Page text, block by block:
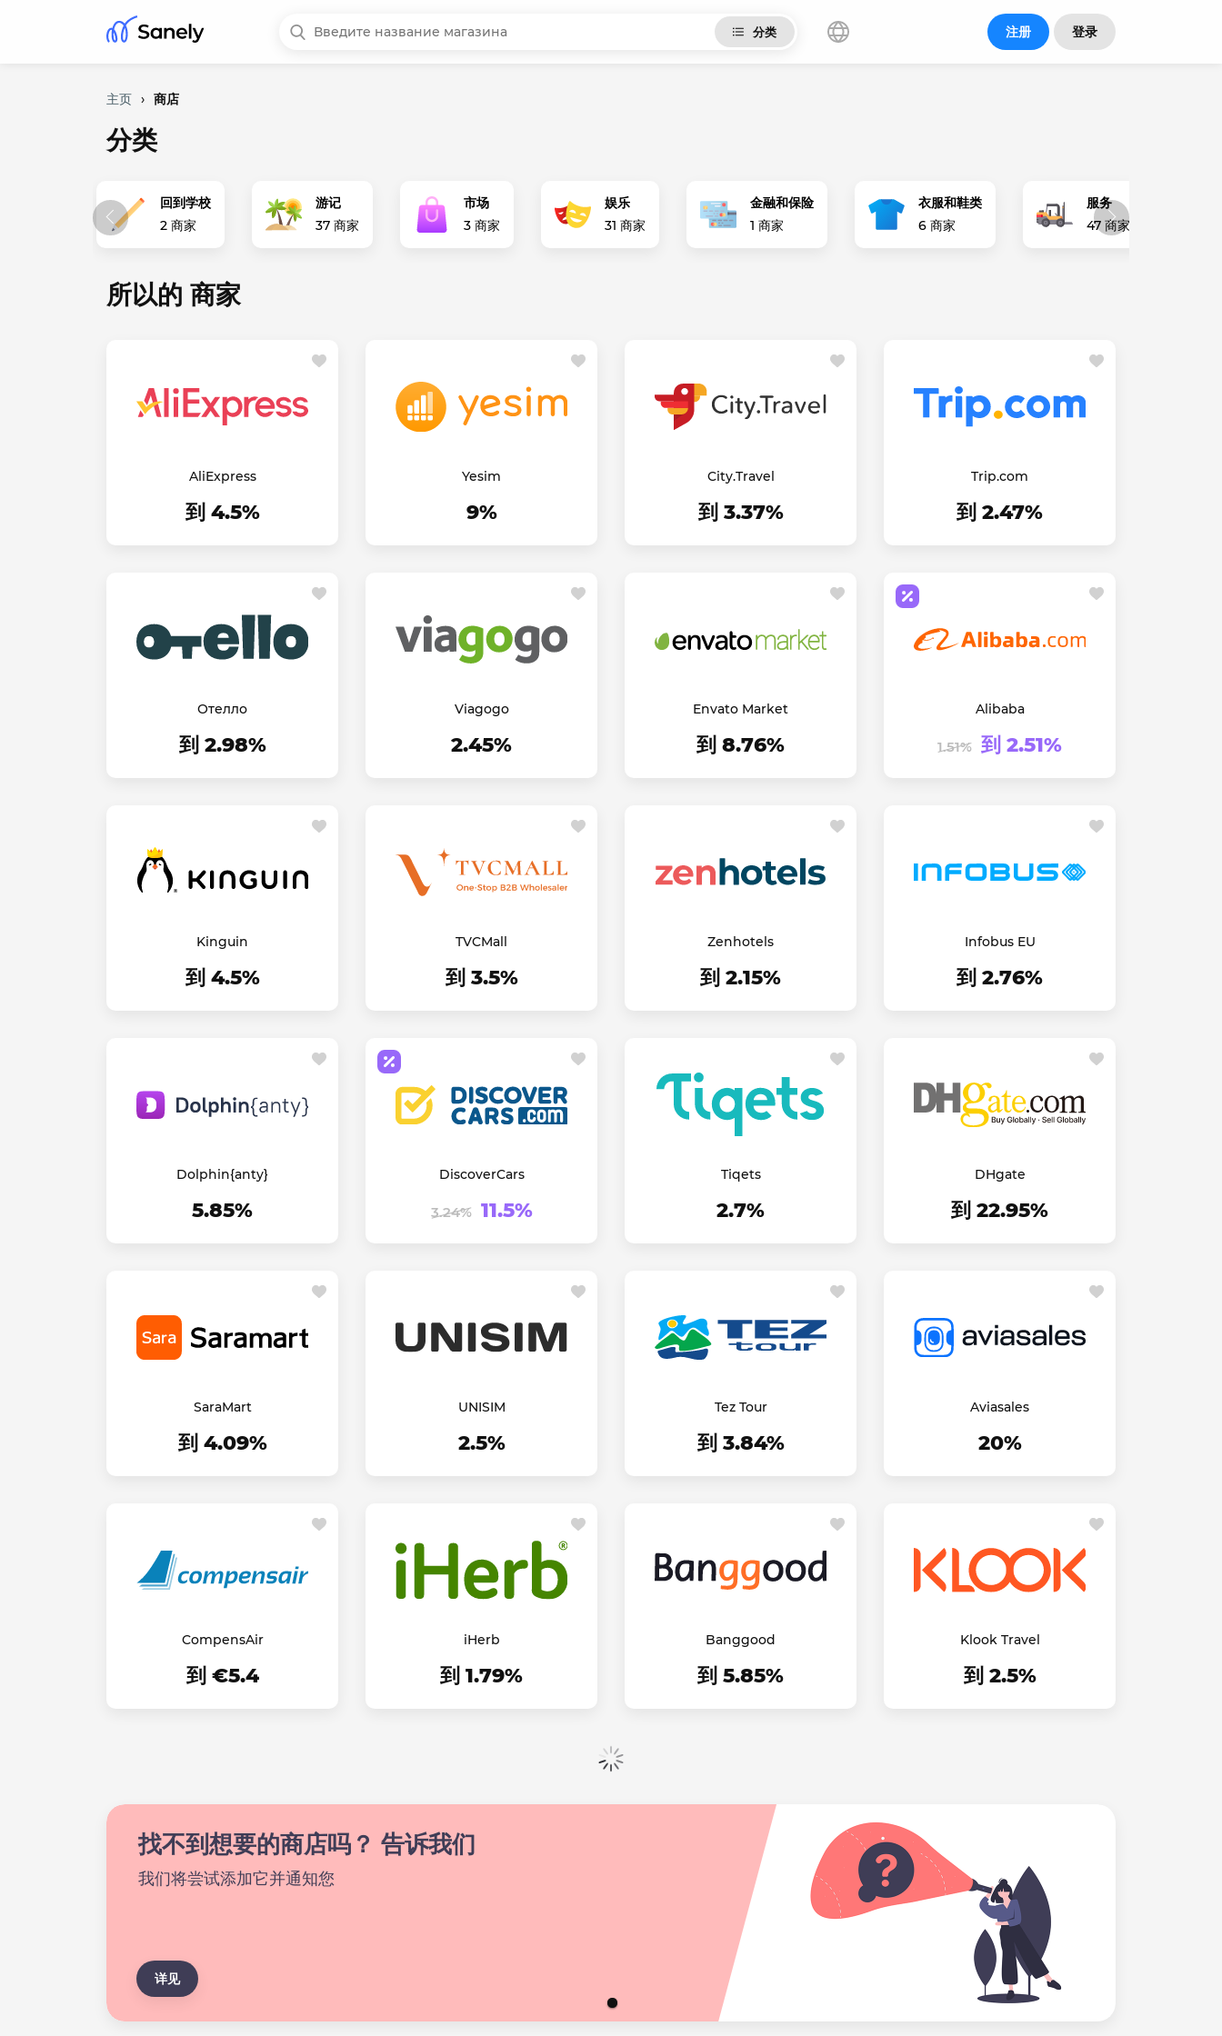
分类 注册 登录
主页 › 商店
分类
回到学校
2 商家
游记
37 商家
市场
3 商家
娱乐
31 商家
金融和保险
1 商家
衣服和鞋类
6 商家
服务
47 商家
所以的 商家
AliExpress
到 4.5%
Yesim
9%
City.Travel
到 3.37%
Trip.com
到 2.47%
Отелло
到 2.98%
Viagogo
2.45%
Envato Market
到 8.76%
Alibaba
1.51% 到 2.51%
Kinguin
到 4.5%
TVCMall
到 3.5%
Zenhotels
到 2.15%
Infobus EU
到 2.76%
Dolphin{anty}
5.85%
DiscoverCars
3.24% 11.5%
Tiqets
2.7%
DHgate
到 22.95%
SaraMart
到 4.09%
UNISIM
2.5%
Tez Tour
到 3.84%
Aviasales
20%
CompensAir
到 €5.4
iHerb
到 1.79%
Banggood
到 5.85%
Klook Travel
到 2.5%
出示 更多
详见
找不到想要的商店吗？ 告诉我们
我们将尝试添加它并通知您